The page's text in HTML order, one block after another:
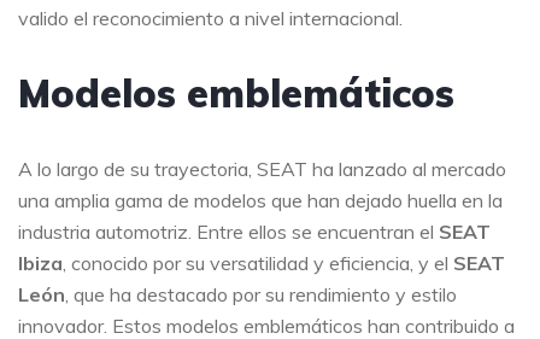
valido el reconocimiento a nivel internacional.
Modelos emblemáticos
A lo largo de su trayectoria, SEAT ha lanzado al mercado
una amplia gama de modelos que han dejado huella en la
industria automotriz. Entre ellos se encuentran el SEAT
Ibiza , conocido por su versatilidad y eficiencia, y el SEAT
León , que ha destacado por su rendimiento y estilo
innovador. Estos modelos emblemáticos han contribuido a